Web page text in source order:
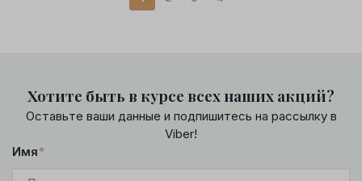
Хотите быть в курсе всех наших акций?
Оставьте ваши данные и подпишитесь на рассылку в
Viber!
Имя*